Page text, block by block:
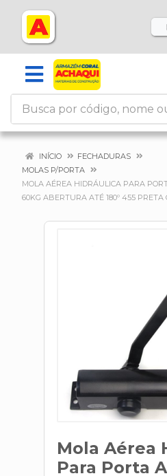
INÍCIO
FECHADURAS
MOLAS P/PORTA
MOLA AÉREA HIDRÁULICA PARA
60KG ABERTURA ATÉ 180º 455 PRETA
Mola Aérea
Para Porta